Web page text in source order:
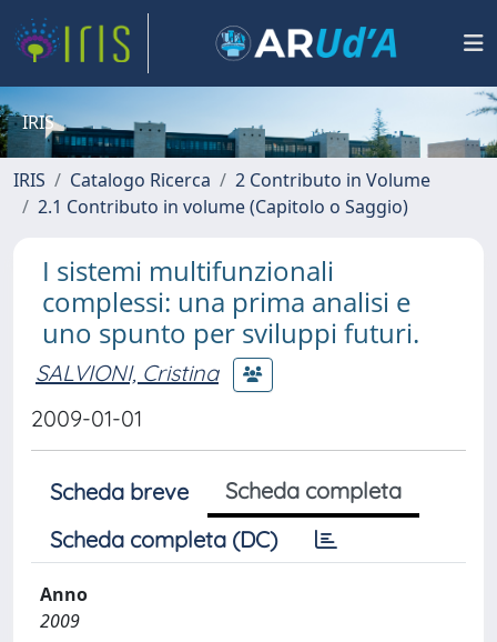
IRIS
IRIS Catalogo Ricerca
2 Contributo in Volume
2.1 Contributo in volume (Capitolo o Saggio)
I sistemi multifunzionali
complessi: una prima analisi e
uno spunto per sviluppi futuri.
SALVIONI, Cristina
2009-01-01
Scheda breve
Scheda completa
Scheda completa (DC)
Anno
2009